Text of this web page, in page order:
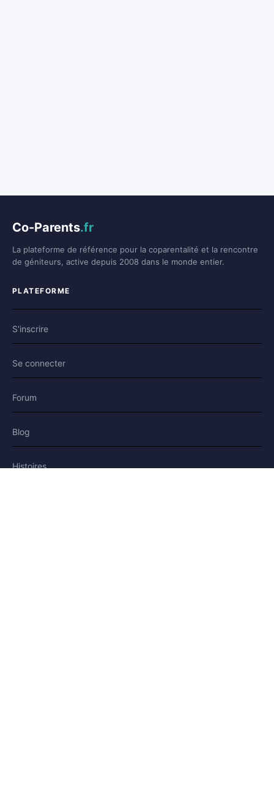
Co-Parents.fr
La plateforme de référence pour la coparentalité et la rencontre
de géniteurs, active depuis 2008 dans le monde entier.
PLATEFORME
S'inscrire
Se connecter
Forum
Blog
Histoires